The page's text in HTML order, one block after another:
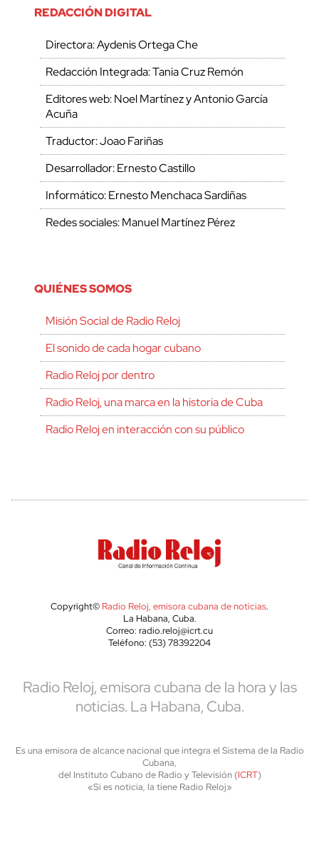
REDACCIÓN DIGITAL
Directora: Aydenis Ortega Che
Redacción Integrada: Tania Cruz Remón
Editores web: Noel Martínez y Antonio García
Acuña
Traductor: Joao Fariñas
Desarrollador: Ernesto Castillo
Informático: Ernesto Menchaca Sardiñas
Redes sociales: Manuel Martínez Pérez
QUIÉNES SOMOS
Misión Social de Radio Reloj
El sonido de cada hogar cubano
Radio Reloj por dentro
Radio Reloj, una marca en la historia de Cuba
Radio Reloj en interacción con su público
Copyright© Radio Reloj, emisora cubana de noticias.
La Habana, Cuba.
Correo: radio.reloj@icrt.cu
Teléfono: (53) 78392204
Radio Reloj, emisora cubana de la hora y las
noticias. La Habana, Cuba.
Es una emisora de alcance nacional que integra el Sistema de la Radio
Cubana,
del Instituto Cubano de Radio y Televisión (ICRT)
«Si es noticia, la tiene Radio Reloj»